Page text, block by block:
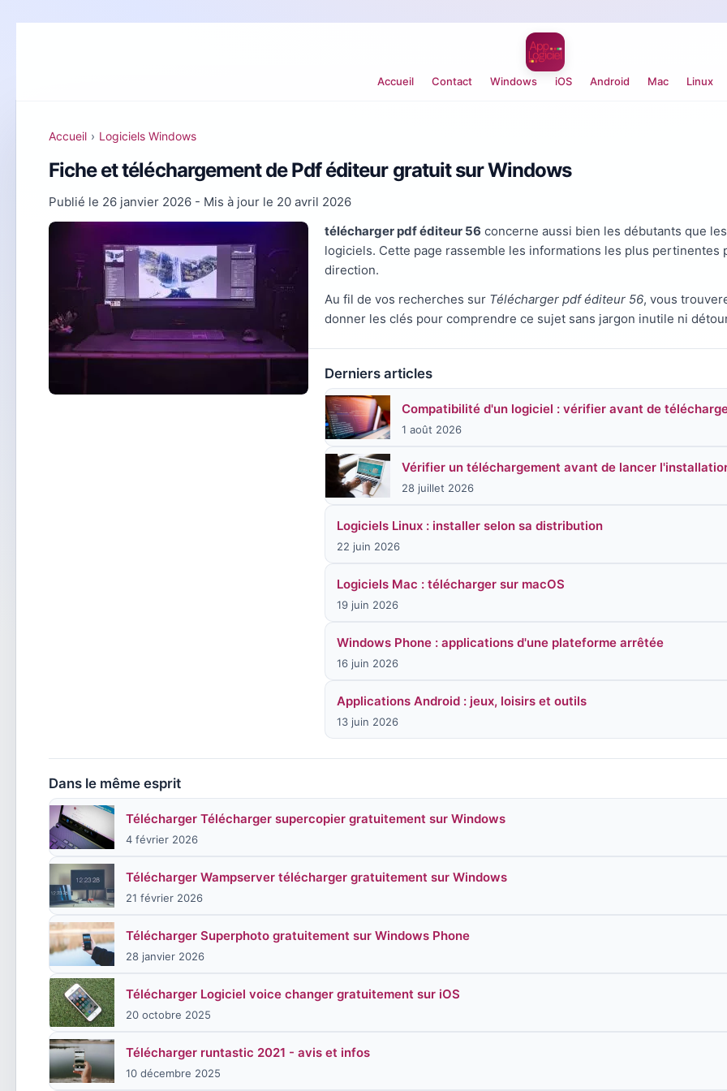
Accueil Contact Windows iOS Android Mac Linux
Accueil › Logiciels Windows
Fiche et téléchargement de Pdf éditeur gratuit sur Windows
Publié le 26 janvier 2026 - Mis à jour le 20 avril 2026
télécharger pdf éditeur 56 concerne aussi bien les débutants que
logiciels. Cette page rassemble les informations les plus pertinentes
direction.
Au fil de vos recherches sur Télécharger pdf éditeur 56, vous
donner les clés pour comprendre ce sujet sans jargon inutile ni
Derniers articles
Compatibilité d'un logiciel : vérifier avant de
1 août 2026
Vérifier un téléchargement avant de lancer
28 juillet 2026
Logiciels Linux : installer selon sa distribution
22 juin 2026
Logiciels Mac : télécharger sur macOS
19 juin 2026
Windows Phone : applications d'une plateforme arrêtée
16 juin 2026
Applications Android : jeux, loisirs et outils
13 juin 2026
Dans le même esprit
Télécharger Télécharger supercopier gratuitement sur Windows
4 février 2026
Télécharger Wampserver télécharger gratuitement sur Windows
21 février 2026
Télécharger Superphoto gratuitement sur Windows Phone
28 janvier 2026
Télécharger Logiciel voice changer gratuitement sur iOS
20 octobre 2025
Télécharger runtastic 2021 - avis et infos
10 décembre 2025